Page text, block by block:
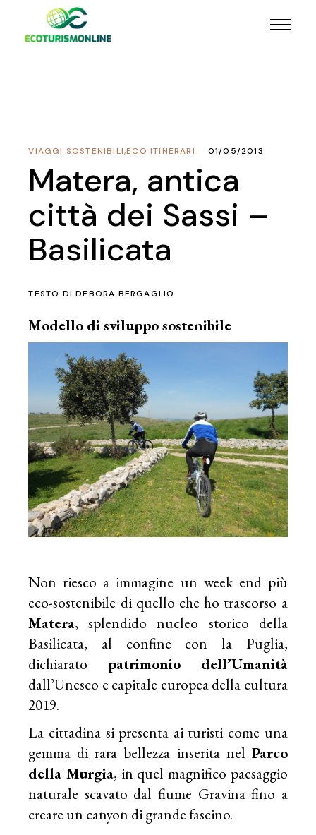
ECO ITINERARI
,
VIAGGI SOSTENIBILI 01/05/2013
Matera, antica
città dei Sassi –
Basilicata
TESTO DIDEBORA BERGAGLIO
Modello di sviluppo sostenibile
Non riesco a immagine un week end più
eco-sostenibile di quello che ho trascorso a
Matera, splendido nucleo storico della
Basilicata, al confine con la Puglia,
dichiarato patrimonio dell’Umanità
dall’Unesco e capitale europea della cultura
2019.
La cittadina si presenta ai turisti come una
gemma di rara bellezza inserita nel Parco
della Murgia, in quel magnifico paesaggio
naturale scavato dal fiume Gravina fino a
creare un canyon di grande fascino.